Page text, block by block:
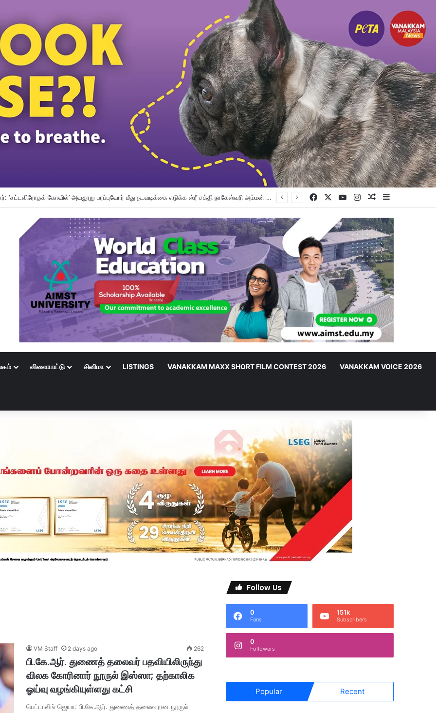
இடையே தொழிலாளர் துறை ஒத்துழைப்பு வலுப்படும்: டத்தோ ஶ்ரீ ரமணன் அறிவிப்பு Facebook YouTubeInstagramRandom Article
விளையாட்டு சினிமா LISTINGS VANAKKAM MAXX SHORT FILM CONTEST 2026 VANAKKAM VOICE 2026
VM Staff 2 days ago 262
பி.கே.ஆர். துணைத் தலைவர் பதவியிலிருந்து
விலக கோரினார் நூருல் இஸ்ஸா; தற்காலிக
ஓய்வு வழங்கியுள்ளது கட்சி
பெட்டாலிங் ஜெயா: பி.கே.ஆர். துணைத் தலைவரான நூருல்
Follow Us
0
Fans
151k
Subscribers
0
Followers
Popular Recent